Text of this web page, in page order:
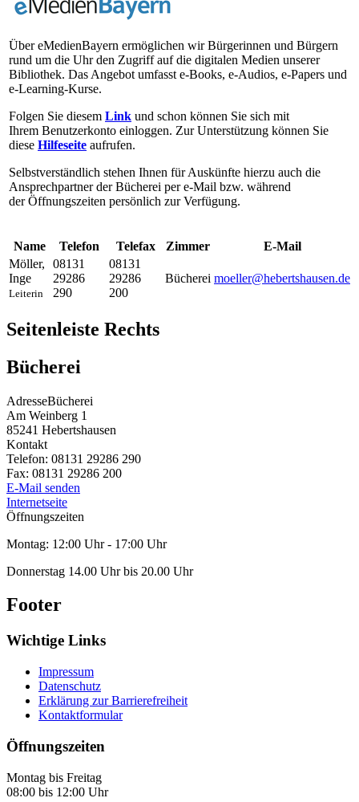
Über eMedienBayern ermöglichen wir Bürgerinnen und Bürgern
rund um die Uhr den Zugriff auf die digitalen Medien unserer
Bibliothek. Das Angebot umfasst e-Books, e-Audios, e-Papers und
e-Learning-Kurse.
Folgen Sie diesem Link und schon können Sie sich mit
Ihrem Benutzerkonto einloggen. Zur Unterstützung können Sie
diese Hilfeseite aufrufen.
Selbstverständlich stehen Ihnen für Auskünfte hierzu auch die
Ansprechpartner der Bücherei per e-Mail bzw. während
der Öffnungszeiten persönlich zur Verfügung.
Name Telefon Telefax Zimmer
E-Mail
Möller,
Inge
Leiterin
08131
29286
290
08131
29286
200
Bücherei moeller@hebertshausen.de
Seitenleiste Rechts
Bücherei
AdresseBücherei
Am Weinberg 1
85241 Hebertshausen
Kontakt
Telefon: 08131 29286 290
Fax: 08131 29286 200
E-Mail senden
Internetseite
Öffnungszeiten
Montag: 12:00 Uhr - 17:00 Uhr
Donnerstag 14.00 Uhr bis 20.00 Uhr
Footer
Wichtige Links
Impressum
Datenschutz
Erklärung zur Barrierefreiheit
Kontaktformular
Öffnungszeiten
Montag bis Freitag
08:00 bis 12:00 Uhr